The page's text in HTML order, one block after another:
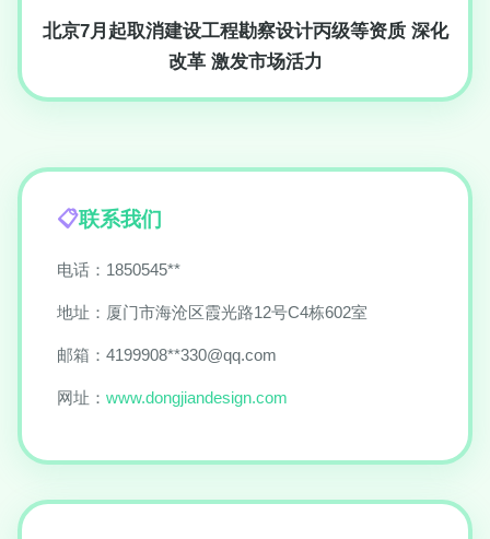
北京7月起取消建设工程勘察设计丙级等资质 深化
改革 激发市场活力
联系我们
电话：1850545**
地址：厦门市海沧区霞光路12号C4栋602室
邮箱：4199908**330@qq.com
网址： www.dongjiandesign.com